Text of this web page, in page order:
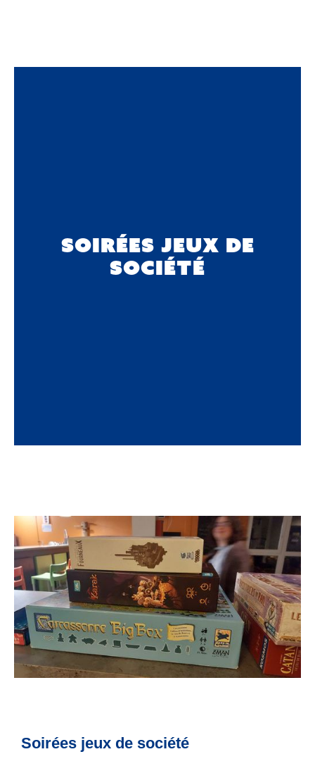
Soirées jeux de
société
Soirées jeux de société